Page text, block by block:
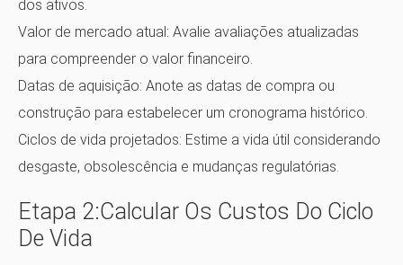
dos ativos.
Valor de mercado atual: Avalie avaliações atualizadas
para compreender o valor financeiro.
Datas de aquisição: Anote as datas de compra ou
construção para estabelecer um cronograma histórico.
Ciclos de vida projetados: Estime a vida útil considerando
desgaste, obsolescência e mudanças regulatórias.
Etapa 2:Calcular Os Custos Do Ciclo
De Vida